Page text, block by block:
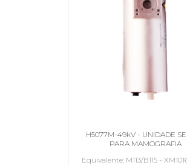
H5077M-49kV - UNIDADE
PARA MAMOGRAFIA
Equivalente M113/B115 -